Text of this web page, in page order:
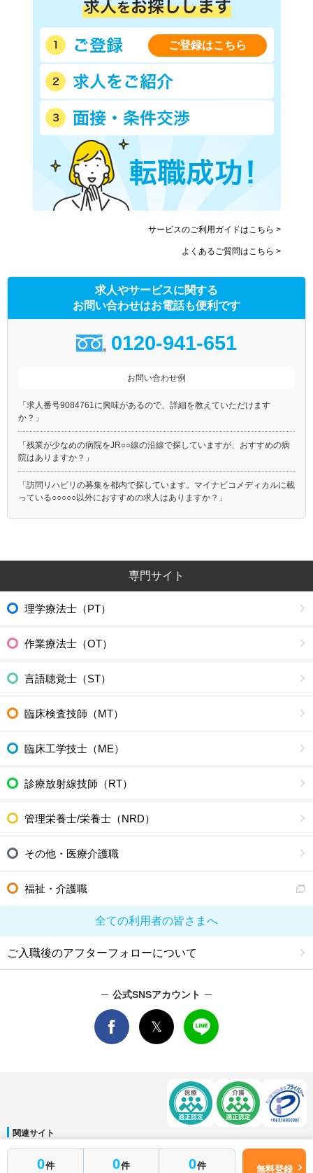
0件 0件 0件 無料登録
阪急京都本線
阪急箕面線
近鉄大阪線
近鉄奈良線
近鉄難波線
近鉄道明寺線
近鉄長野線
南海電気鉄道
南海空港線
南海高師浜線
北大阪急行電鉄
大阪高速鉄道大阪モノレール
大阪高速鉄道国際文化公園都
阪堺電気軌道上町線
能勢電鉄妙見線
ご登録はこちら
サービスのご利用ガイドはこちら >
よくあるご質問はこちら >
求人やサービスに関する
お問い合わせはお電話も便利です
0120-941-651
お問い合わせ例
「求人番号9084761に興味があるので、詳細を教えていただけます
か？」
「残業が少なめの病院をJR○○線の沿線で探していますが、おすすめの病
院はありますか？」
「訪問リハビリの募集を都内で探しています。マイナビコメディカルに載
っている○○○○○以外におすすめの求人はありますか？」
専門サイト
理学療法士（PT）
作業療法士（OT）
言語聴覚士（ST）
臨床検査技師（MT）
臨床工学技士（ME）
診療放射線技師（RT）
管理栄養士/栄養士（NRD）
その他・医療介護職
福祉・介護職
全ての利用者の皆さまへ
ご入職後のアフターフォローについて
公式SNSアカウント
関連サイト
マイナビDOCTOR│マイナビ看護師│マイナビ薬剤師│マイナビ保育士
運営会社